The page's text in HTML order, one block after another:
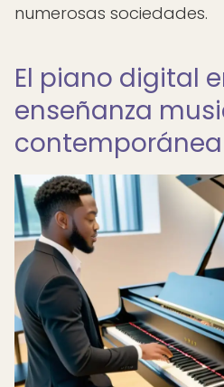
numerosas sociedades.
El piano digital
enseñanza
contemporánea